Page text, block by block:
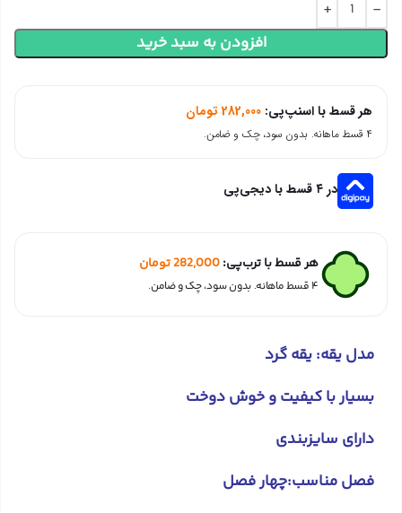
افزودن به سبد خرید
هر قسط با اسنپ‌پی: 282,000 تومان
۴ قسط ماهانه. بدون سود، چک و ضامن.
در ۴ قسط با دیجی‌پی
هر قسط با ترب‌پی:282,000تومان
۴ قسط ماهانه. بدون سود، چک و ضامن.
مدل یقه: یقه گرد
بسیار با کیفیت و خوش دوخت
دارای سایزبندی
فصل مناسب:چهار فصل